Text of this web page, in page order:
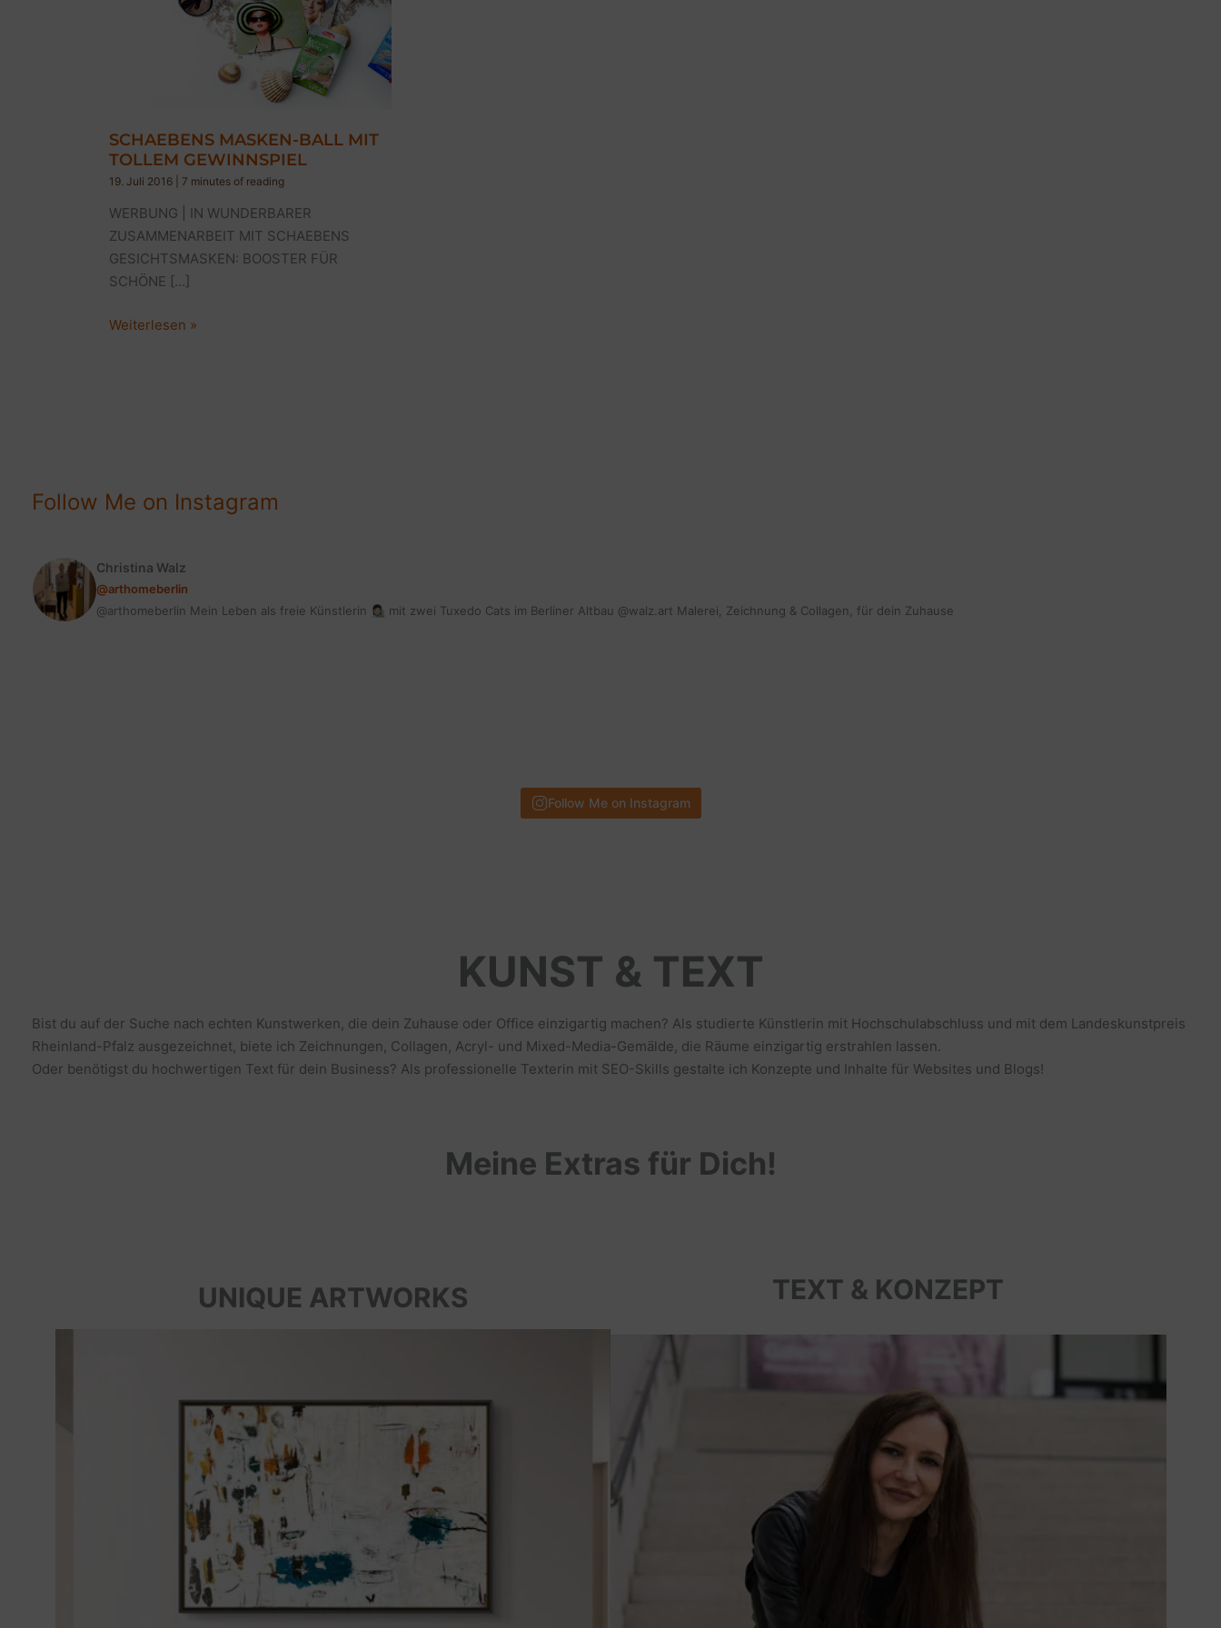
SCHAEBENS MASKEN-BALL MIT
TOLLEM GEWINNSPIEL
19. Juli 2016 7 minutes of reading
WERBUNG | IN WUNDERBARER
ZUSAMMENARBEIT MIT SCHAEBENS
GESICHTSMASKEN: BOOSTER FÜR
SCHÖNE […]
SCHAEBENS
Weiterlesen »
Follow Me on Instagram
Christina Walz
@arthomeberlin
@arthomeberlin Mein Leben als freie Künstlerin 👩🏻‍🎨 mit zwei Tuxedo Cats im Berliner Altbau @walz.art Malerei, Zeichnung & Collagen, für dein Zuhause
Follow Me on Instagram
KUNST & TEXT
Bist du auf der Suche nach echten Kunstwerken, die dein Zuhause oder Office einzigartig machen? Als studierte Künstlerin mit Hochschulabschluss und mit dem Landeskunstpreis
Rheinland-Pfalz ausgezeichnet, biete ich Zeichnungen, Collagen, Acryl- und Mixed-Media-Gemälde, die Räume einzigartig erstrahlen lassen.
Oder benötigst du hochwertigen Text für dein Business? Als professionelle Texterin mit SEO-Skills gestalte ich Konzepte und Inhalte für Websites und Blogs!
Meine Extras für Dich!
UNIQUE ARTWORKS TEXT & KONZEPT